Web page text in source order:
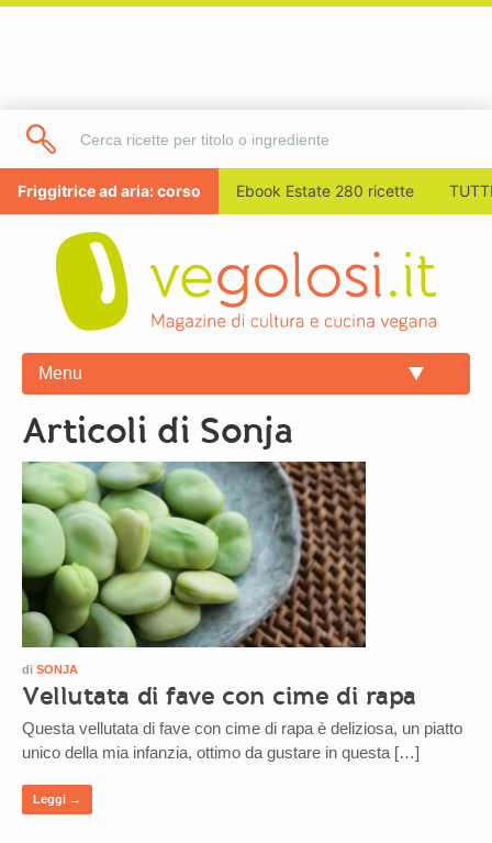
Friggitrice ad aria: corso Ebook Estate 280 ricette
Menu
Articoli di Sonja
di SONJA
Vellutata di fave con cime di rapa
Questa vellutata di fave con cime di rapa è deliziosa, un piatto
unico della mia infanzia, ottimo da gustare in questa […]
Leggi →